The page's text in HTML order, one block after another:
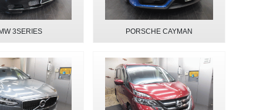
3SERIES PORSCHE CAYMAN